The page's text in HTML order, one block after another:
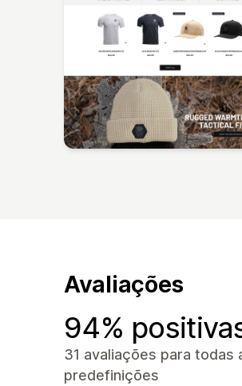
Avaliações
94%
31 avaliações para todas
predefinições